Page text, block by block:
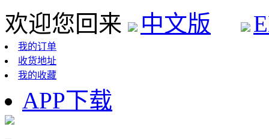
欢迎您回来 中文版
我的订单
收货地址
我的收藏
APP下载